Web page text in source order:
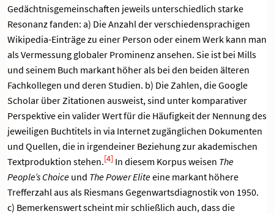
Gedächtnisgemeinschaften jeweils unterschiedlich starke
Resonanz fanden: a) Die Anzahl der verschiedensprachigen
Wikipedia-Einträge zu einer Person oder einem Werk kann man
als Vermessung globaler Prominenz ansehen. Sie ist bei Mills
und seinem Buch markant höher als bei den beiden älteren
Fachkollegen und deren Studien. b) Die Zahlen, die Google
Scholar über Zitationen ausweist, sind unter komparativer
Perspektive ein valider Wert für die Häufigkeit der Nennung des
jeweiligen Buchtitels in via Internet zugänglichen Dokumenten
und Quellen, die in irgendeiner Beziehung zur akademischen
Textproduktion stehen.[4] In diesem Korpus weisen The
People’s Choice und The Power Eliteeine markant höhere
Trefferzahl aus als Riesmans Gegenwartsdiagnostik von 1950.
c) Bemerkenswert scheint mir schließlich auch, dass die